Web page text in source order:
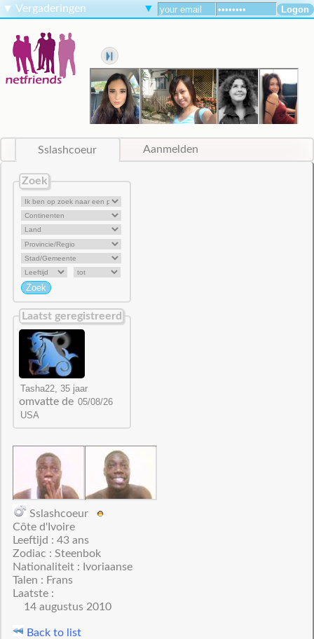
▼ Vergaderingen ▼
Sslashcoeur Aanmelden
Zoek
Laatst geregistreerd
omvatte de
Sslashcoeur
Côte d'Ivoire
Leeftijd : 43 ans
Zodiac : Steenbok
Nationaliteit : Ivoriaanse
Talen : Frans
Laatste :
14 augustus 2010
Back to list